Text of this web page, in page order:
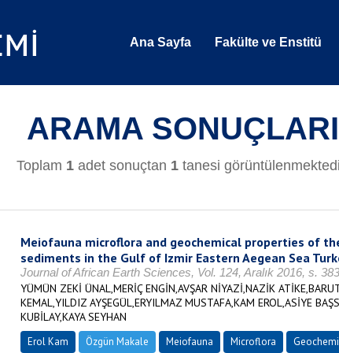
Ana Sayfa Fakülte ve Enstitü
ARAMA SONUÇLARI
Toplam 1 adet sonuçtan 1 tanesi
Meiofauna microflora and geochemical properties of
sediments in the Gulf of Izmir Eastern Aegean Sea
Journal of African Earth Sciences, Vol. 124, Aralık 2016, s.
YÜMÜN ZEKİ ÜNAL,MERİÇ ENGİN,AVŞAR NİYAZİ,NAZİK
KEMAL,YILDIZ AYŞEGÜL,ERYILMAZ MUSTAFA,KAM EROL,ASİYE
KUBİLAY,KAYA SEYHAN
Erol Kam Özgün Makale Meiofauna Microflora